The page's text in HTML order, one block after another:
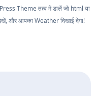
Theme तत्व में डालें जो html या
और आपका Weather दिखाई देगा!